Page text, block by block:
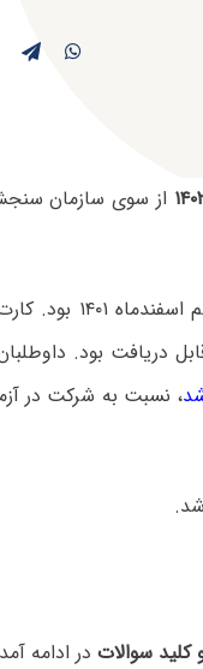
از سوی سازمان
یازدهم و دوازدهم
سنجش قابل دریافت بود.
، نسبت به شرکت در
کلید سوالاتدر ادامه